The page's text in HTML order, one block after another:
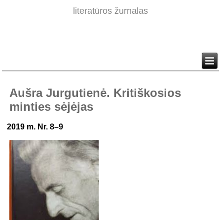
literatūros žurnalas
Aušra Jurgutienė. Kritiškosios
minties sėjėjas
2019 m. Nr. 8–9